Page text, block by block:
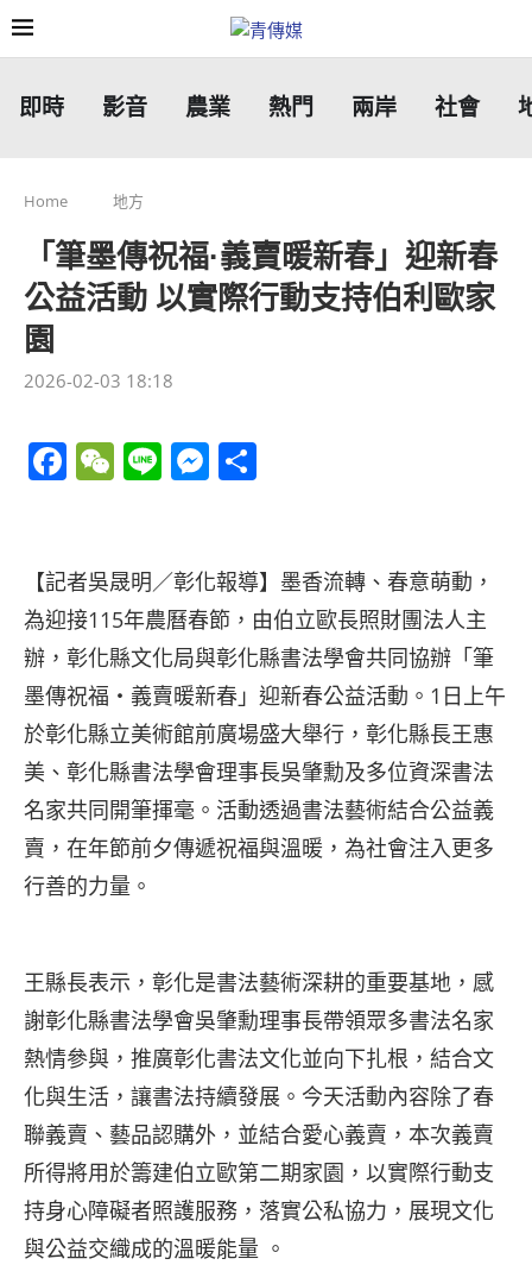
即時 影音 農業 熱門 兩岸 社會
Home 地方
「筆墨傳祝福·義賣暖新春」迎新春
公益活動 以實際行動支持伯利歐家
園
2026-02-03 18:18
Facebook
WeChat
LineMessenger
【記者吳晟明／彰化報導】墨香流轉、春意萌動，
為迎接115年農曆春節，由伯立歐長照財團法人主
辦，彰化縣文化局與彰化縣書法學會共同協辦「筆
墨傳祝福・義賣暖新春」迎新春公益活動。1日上午
於彰化縣立美術館前廣場盛大舉行，彰化縣長王惠
美、彰化縣書法學會理事長吳肇勳及多位資深書法
名家共同開筆揮毫。活動透過書法藝術結合公益義
賣，在年節前夕傳遞祝福與溫暖，為社會注入更多
行善的力量。
王縣長表示，彰化是書法藝術深耕的重要基地，感
謝彰化縣書法學會吳肇勳理事長帶領眾多書法名家
熱情參與，推廣彰化書法文化並向下扎根，結合文
化與生活，讓書法持續發展。今天活動內容除了春
聯義賣、藝品認購外，並結合愛心義賣，本次義賣
所得將用於籌建伯立歐第二期家園，以實際行動支
持身心障礙者照護服務，落實公私協力，展現文化
與公益交織成的溫暖能量 。